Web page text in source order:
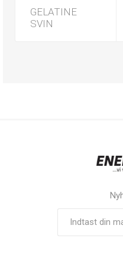
GELATINE
SVIN